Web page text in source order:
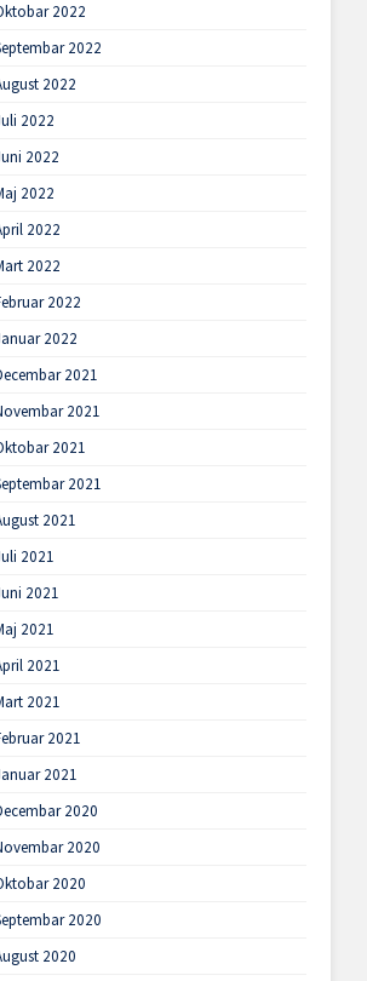
2022
2022
2022
2022
2022
2022
2022
2022
2022
2022
2021
2021
2021
2021
2021
2021
2021
2021
2021
2021
2021
2021
2020
2020
2020
2020
2020